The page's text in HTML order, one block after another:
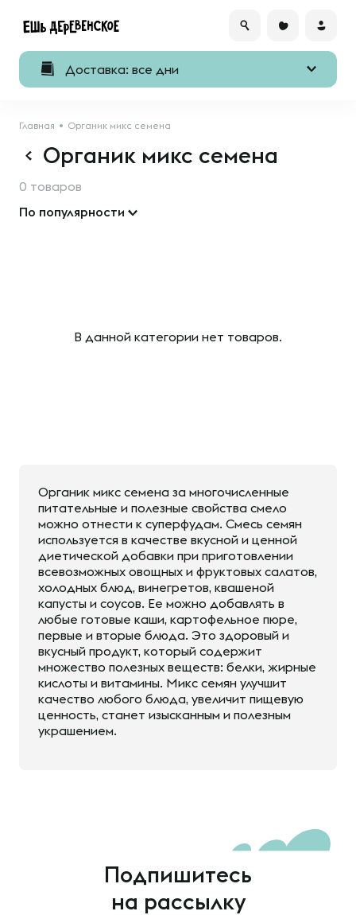
Доставка: все дни
Главная Органик микс семена
Органик микс семена
0 товаров
По популярности
В данной категории нет товаров.
Органик микс семена за многочисленные
питательные и полезные свойства смело
можно отнести к суперфудам. Смесь семян
используется в качестве вкусной и ценной
диетической добавки при приготовлении
всевозможных овощных и фруктовых салатов,
холодных блюд, винегретов, квашеной
капусты и соусов. Ее можно добавлять в
любые готовые каши, картофельное пюре,
первые и вторые блюда. Это здоровый и
вкусный продукт, который содержит
множество полезных веществ: белки, жирные
кислоты и витамины. Микс семян улучшит
качество любого блюда, увеличит пищевую
ценность, станет изысканным и полезным
украшением.
Подпишитесь
на рассылку